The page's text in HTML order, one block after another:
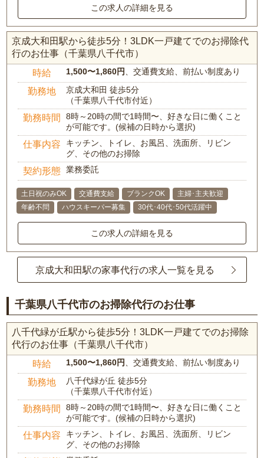
この求人の詳細を見る
京成大和田駅から徒歩5分！3LDK一戸建てでのお掃除代
行のお仕事（千葉県八千代市）
時給 1,500〜1,860円、交通費支給、前払い制度あり
勤務地
京成大和田 徒歩5分
（千葉県八千代市付近）
勤務時間
8時～20時の間で1時間〜、好きな日に働くこと
が可能です。(候補の日時から選択)
仕事内容
キッチン、トイレ、お風呂、洗面所、リビン
グ、その他のお掃除
契約形態 業務委託
土日祝のみOK 交通費支給 ブランクOK
主婦･主夫歓迎
年齢不問
ハウスキーパー募集 30代･40代･50代活躍中
この求人の詳細を見る
京成大和田駅の家事代行の求人一覧を見る
千葉県八千代市のお掃除代行のお仕事
八千代緑が丘駅から徒歩5分！3LDK一戸建てでのお掃除
代行のお仕事（千葉県八千代市）
時給 1,500〜1,860円 、交通費支給、前払い制度あり
勤務地
八千代緑が丘 徒歩5分
（千葉県八千代市付近）
勤務時間
8時～20時の間で1時間〜、好きな日に働くこと
が可能です。(候補の日時から選択)
仕事内容
キッチン、トイレ、お風呂、洗面所、リビン
グ、その他のお掃除